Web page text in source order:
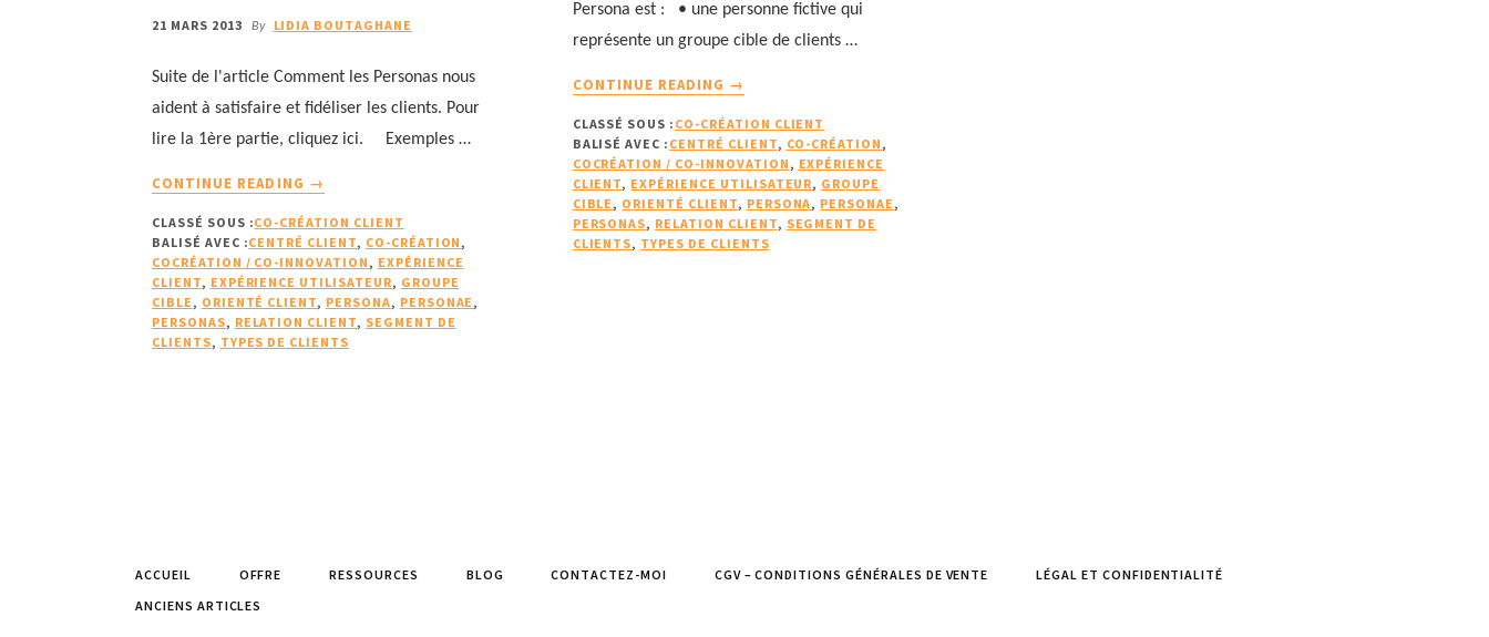
21 MARS 2013 By LIDIA BOUTAGHANE
Suite de l'article Comment les Personas nous
aident à satisfaire et fidéliser les clients. Pour
lire la 1ère partie, cliquez ici. Exemples …
CONTINUE READING
LES
PERSONAS
NOUS
AIDENT
À
SATISFAIRE
→
CLASSÉ SOUS :CO-CRÉATION CLIENT
BALISÉ AVEC :CENTRÉ CLIENT, CO-CRÉATION,
COCRÉATION / CO-INNOVATION, EXPÉRIENCE
CLIENT, EXPÉRIENCE UTILISATEUR, GROUPE
CIBLE, ORIENTÉ CLIENT, PERSONA, PERSONAE,
PERSONAS, RELATION CLIENT, SEGMENT DE
CLIENTS, TYPES DE CLIENTS
Persona est : • une personne fictive qui
représente un groupe cible de clients …
CONTINUE READING
LES
PERSONAS
NOUS
AIDENT
À
SATISFAIRE
→
CLASSÉ SOUS : CO-CRÉATION CLIENT
BALISÉ AVEC : CENTRÉ CLIENT, CO-CRÉATION,
COCRÉATION / CO-INNOVATION, EXPÉRIENCE
CLIENT, EXPÉRIENCE UTILISATEUR, GROUPE
CIBLE, ORIENTÉ CLIENT, PERSONA, PERSONAE,
PERSONAS, RELATION CLIENT, SEGMENT DE
CLIENTS, TYPES DE CLIENTS
ACCUEIL OFFRE RESSOURCES BLOG CONTACTEZ-MOI CGV – CONDITIONS GÉNÉRALES DE VENTE
LÉGAL ET CONFIDENTIALITÉ
ANCIENS ARTICLES